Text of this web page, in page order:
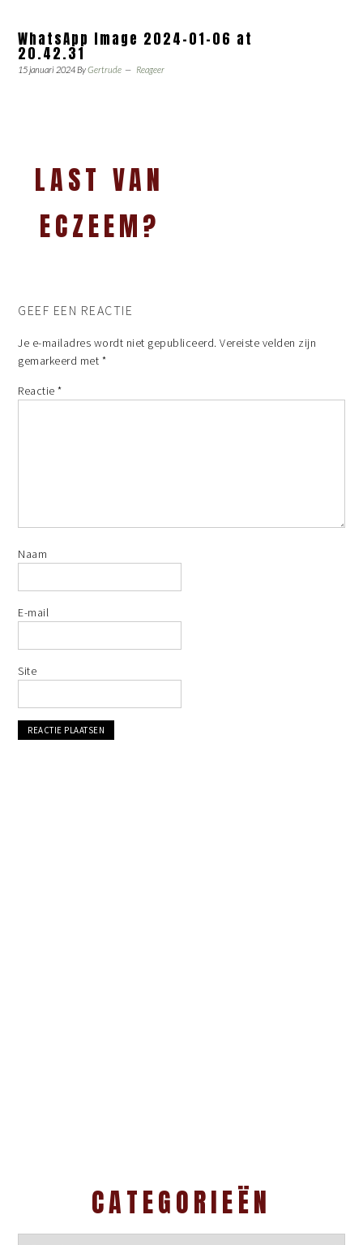
WhatsApp Image 2024-01-06 at
20.42.31
15 januari 2024ByGertrude Reageer
LAST VAN
ECZEEM?
GEEF EEN REACTIE
Je e-mailadres wordt niet gepubliceerd. Vereiste velden zijn
gemarkeerd met *
Reactie*
Naam
E-mail
Site
CATEGORIEËN